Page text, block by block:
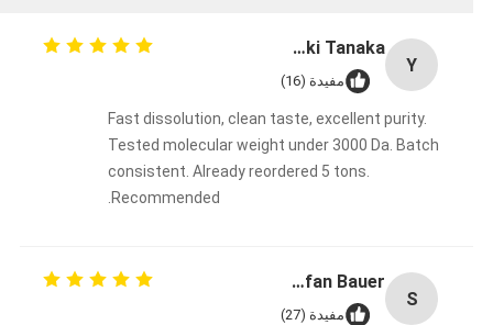
Y
Yuki Tanaka
مفيدة (16)
Fast dissolution, clean taste, excellent purity.
Tested molecular weight under 3000 Da. Batch
consistent. Already reordered 5 tons.
Recommended.
S
Stefan Bauer
مفيدة (27)